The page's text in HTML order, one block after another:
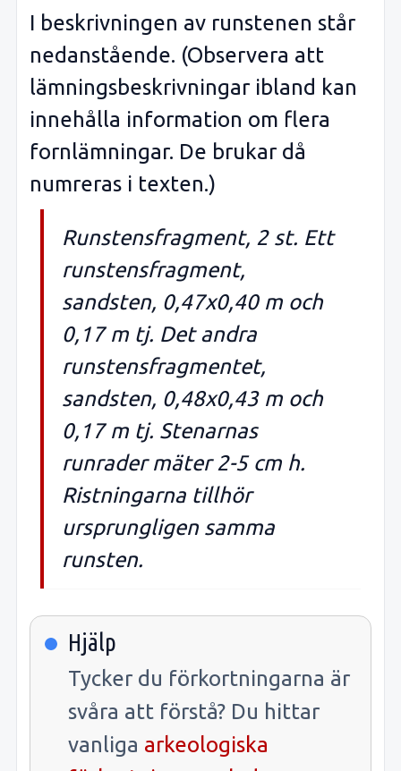
I beskrivningen av runstenen står
nedanstående. (Observera att
lämningsbeskrivningar ibland kan
innehålla information om flera
fornlämningar. De brukar då
numreras i texten.)
Runstensfragment, 2 st. Ett
runstensfragment,
sandsten, 0,47x0,40 m och
0,17 m tj. Det andra
runstensfragmentet,
sandsten, 0,48x0,43 m och
0,17 m tj. Stenarnas
runrader mäter 2-5 cm h.
Ristningarna tillhör
ursprungligen samma
runsten.
Hjälp
Tycker du förkortningarna är
svåra att förstå? Du hittar
vanliga arkeologiska